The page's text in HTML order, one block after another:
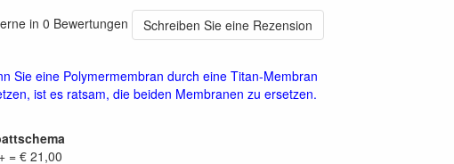
in 0 Bewertungen
Schreiben Sie eine Rezension
Sie eine Polymermembran durch eine Titan-Membran
ist es ratsam, die beiden Membranen zu ersetzen.
= € 21,00